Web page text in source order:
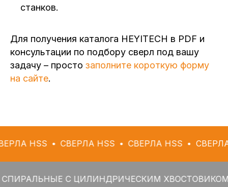
станков.
Для получения каталога HEYITECH в PDF и
консультации по подбору сверл под вашу
задачу – просто заполните короткую форму
на сайте.
СВЕРЛА HSS СВЕРЛА HSS СВЕРЛА HSS
С ЦИЛИНДРИЧЕСКИМ ХВОСТОВИКОМ